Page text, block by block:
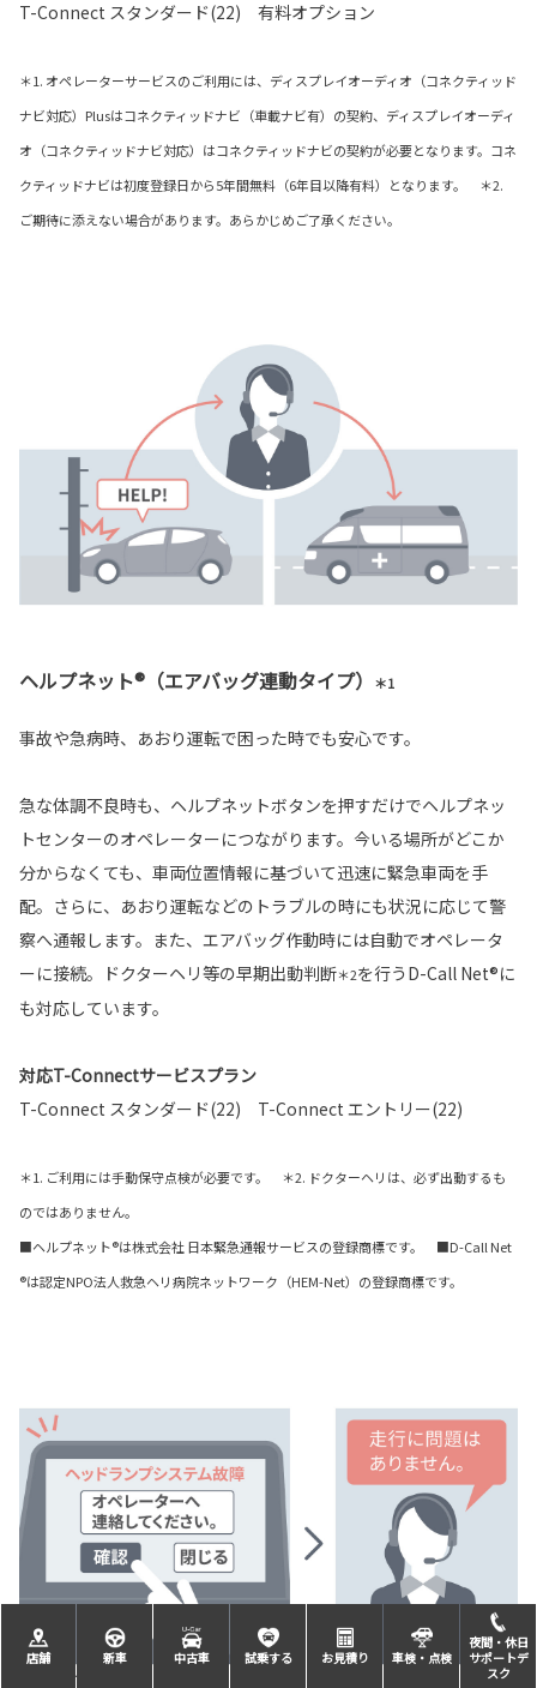
T-Connect スタンダード(22) 有料オプション
＊1. オペレーターサービスのご利用には、ディスプレイオーディオ（コネクティッド
ナビ対応）Plusはコネクティッドナビ（車載ナビ有）の契約、ディスプレイオーディ
オ（コネクティッドナビ対応）はコネクティッドナビの契約が必要となります。コネ
クティッドナビは初度登録日から5年間無料（6年目以降有料）となります。 ＊2.
ご期待に添えない場合があります。あらかじめご了承ください。
ヘルプネット®（エアバッグ連動タイプ） ＊1
事故や急病時、あおり運転で困った時でも安心です。
急な体調不良時も、ヘルプネットボタンを押すだけでヘルプネッ
トセンターのオペレーターにつながります。今いる場所がどこか
分からなくても、車両位置情報に基づいて迅速に緊急車両を手
配。さらに、あおり運転などのトラブルの時にも状況に応じて警
察へ通報します。また、エアバッグ作動時には自動でオペレータ
ーに接続。ドクターヘリ等の早期出動判断＊2を行うD-Call Net®に
も対応しています。
対応T-Connectサービスプラン
T-Connect スタンダード(22) T-Connect エントリー(22)
＊1. ご利用には手動保守点検が必要です。 ＊2. ドクターヘリは、必ず出動するも
のではありません。
■ヘルプネット®は株式会社 日本緊急通報サービスの登録商標です。 ■D-Call Net
®は認定NPO法人救急ヘリ病院ネットワーク（HEM-Net）の登録商標です。
店舗 新車 中古車 試乗する お見積り 車検・点検
夜間・休日
サポートデ
スク